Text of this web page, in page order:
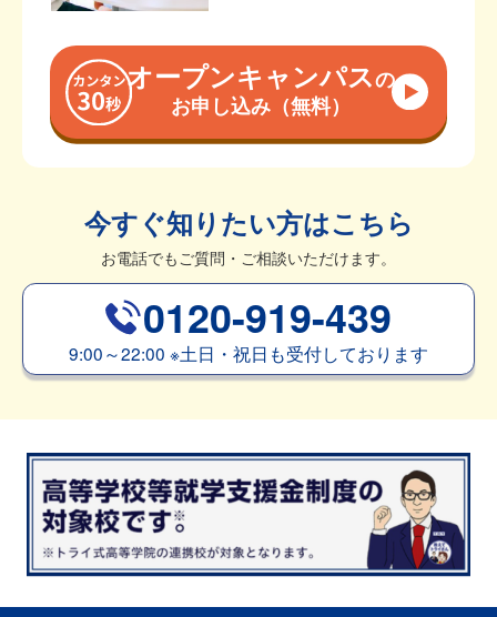
オープンキャンパスの
お申し込み（無料）
今すぐ知りたい方はこちら
お電話でもご質問・ご相談いただけます。
0120-919-439
9:00～22:00 ※土日・祝日も受付しております